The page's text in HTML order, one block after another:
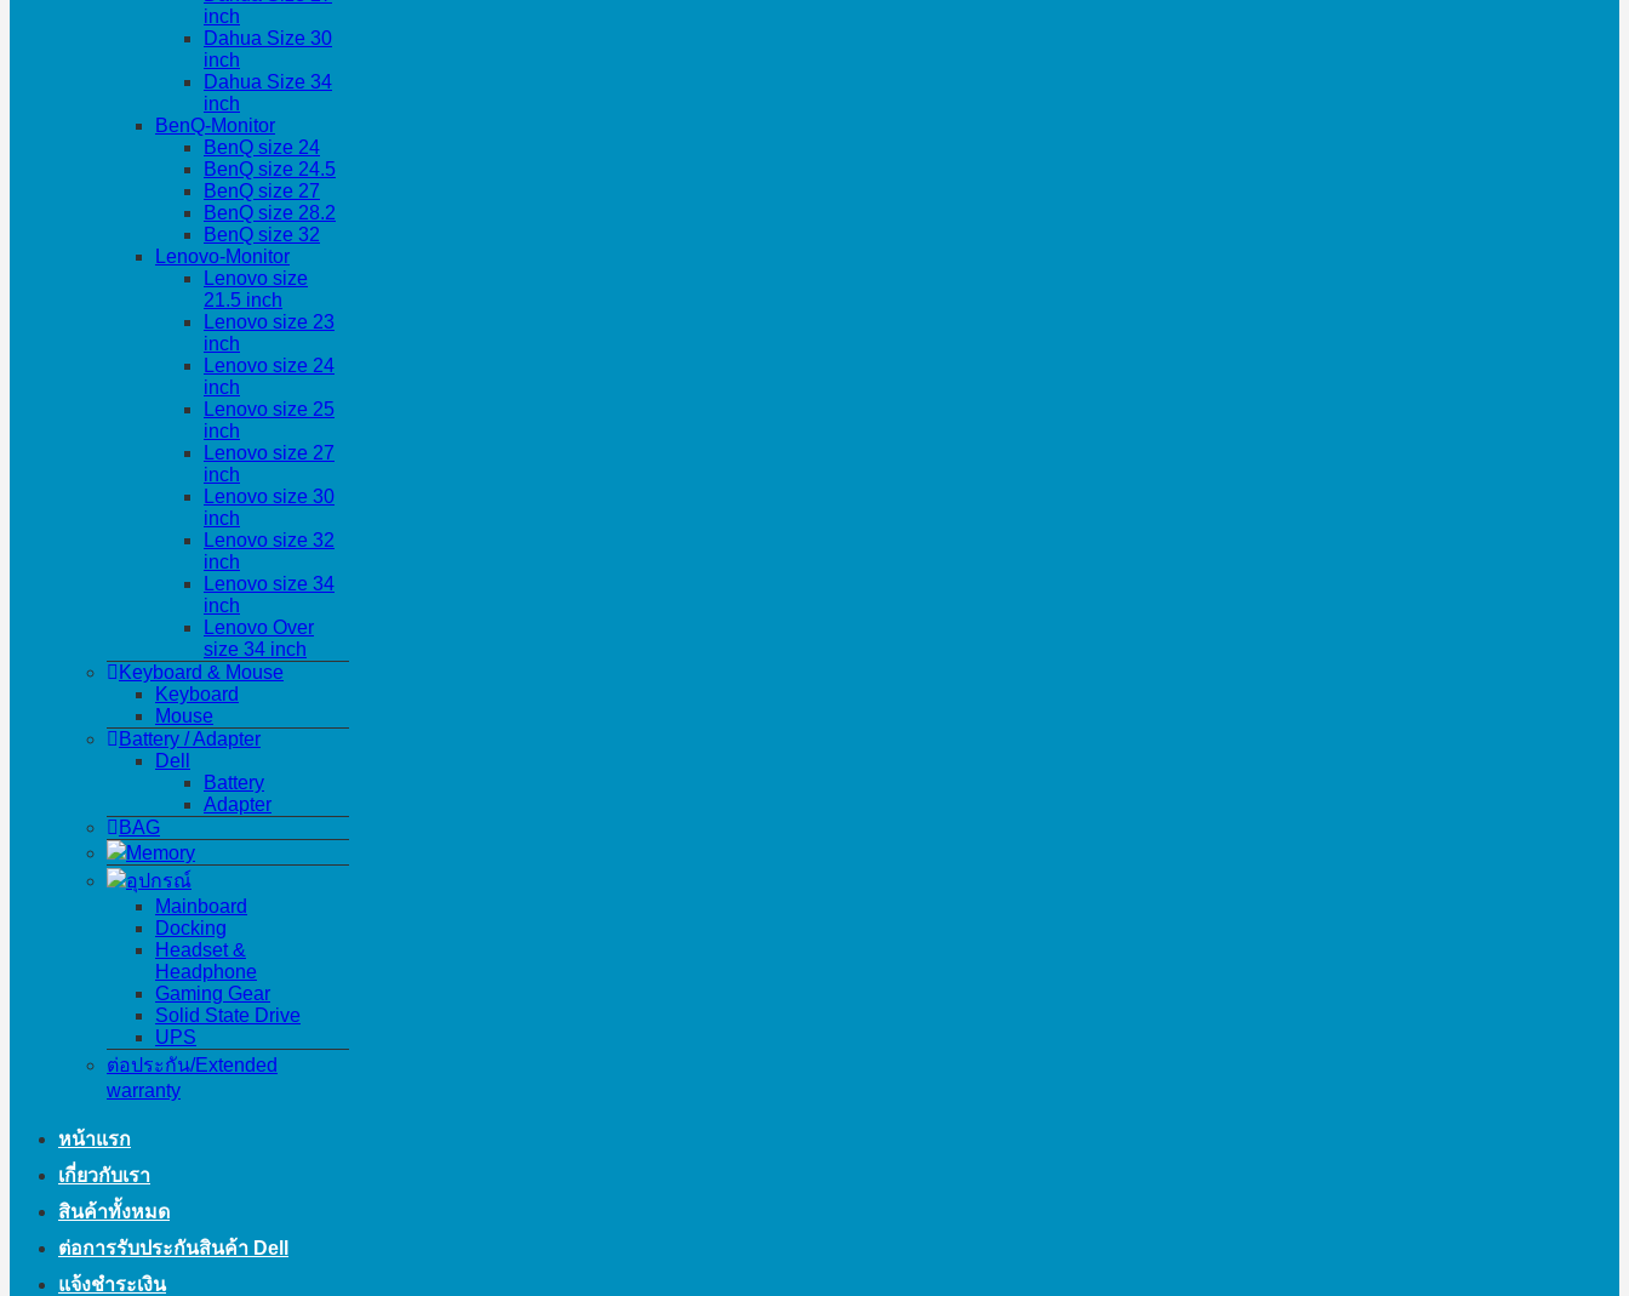
inch
Dahua Size 30
inch
Dahua Size 34
inch
BenQ-Monitor
BenQ size 24
BenQ size 24.5
BenQ size 27
BenQ size 28.2
BenQ size 32
Lenovo-Monitor
Lenovo size
21.5 inch
Lenovo size 23
inch
Lenovo size 24
inch
Lenovo size 25
inch
Lenovo size 27
inch
Lenovo size 30
inch
Lenovo size 32
inch
Lenovo size 34
inch
Lenovo Over
size 34 inch
Keyboard & Mouse
Keyboard
Mouse
Battery / Adapter
Dell
Battery
Adapter
BAG
Memory
อุปกรณ์
Mainboard
Docking
Headset &
Headphone
Gaming Gear
Solid State Drive
UPS
ต่อประกัน/Extended
warranty
หน้าแรก
เกี่ยวกับเรา
สินค้าทั้งหมด
ต่อการรับประกันสินค้า Dell
แจ้งชำระเงิน